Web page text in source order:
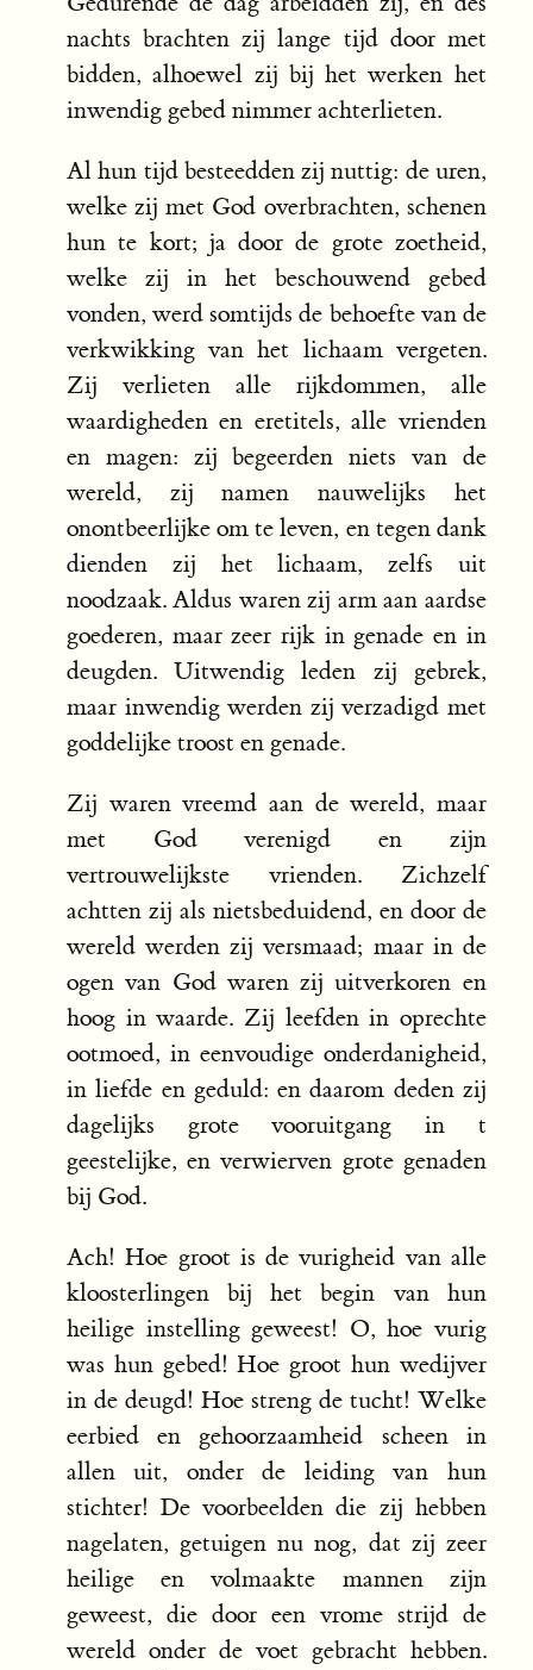
nachts brachten zij lange tijd door met
bidden, alhoewel zij bij het werken het
inwendig gebed nimmer achterlieten.
Al hun tijd besteedden zij nuttig: de uren,
welke zij met God overbrachten, schenen
hun te kort; ja door de grote zoetheid,
welke zij in het beschouwend gebed
vonden, werd somtijds de behoefte van de
verkwikking van het lichaam vergeten.
Zij verlieten alle rijkdommen, alle
waardigheden en eretitels, alle vrienden
en magen: zij begeerden niets van de
wereld, zij namen nauwelijks het
onontbeerlijke om te leven, en tegen dank
dienden zij het lichaam, zelfs uit
noodzaak. Aldus waren zij arm aan aardse
goederen, maar zeer rijk in genade en in
deugden. Uitwendig leden zij gebrek,
maar inwendig werden zij verzadigd met
goddelijke troost en genade.
Zij waren vreemd aan de wereld, maar
met God verenigd en zijn
vertrouwelijkste vrienden. Zichzelf
achtten zij als nietsbeduidend, en door de
wereld werden zij versmaad; maar in de
ogen van God waren zij uitverkoren en
hoog in waarde. Zij leefden in oprechte
ootmoed, in eenvoudige onderdanigheid,
in liefde en geduld: en daarom deden zij
dagelijks grote vooruitgang in t
geestelijke, en verwierven grote genaden
bij God.
Ach! Hoe groot is de vurigheid van alle
kloosterlingen bij het begin van hun
heilige instelling geweest! O, hoe vurig
was hun gebed! Hoe groot hun wedijver
in de deugd! Hoe streng de tucht! Welke
eerbied en gehoorzaamheid scheen in
allen uit, onder de leiding van hun
stichter! De voorbeelden die zij hebben
nagelaten, getuigen nu nog, dat zij zeer
heilige en volmaakte mannen zijn
geweest, die door een vrome strijd de
wereld onder de voet gebracht hebben.